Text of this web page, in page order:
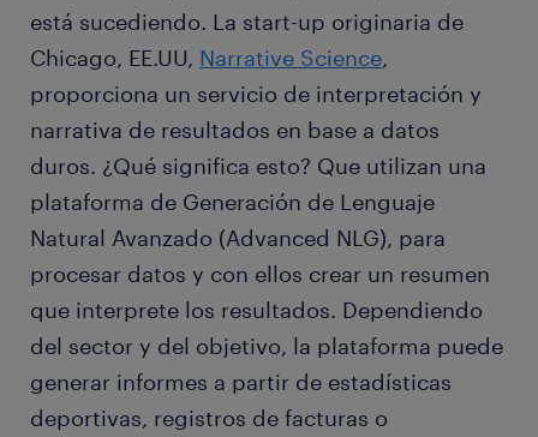
está sucediendo. La start-up originaria de
Chicago, EE.UU, Narrative Science,
proporciona un servicio de interpretación y
narrativa de resultados en base a datos
duros. ¿Qué significa esto? Que utilizan una
plataforma de Generación de Lenguaje
Natural Avanzado (Advanced NLG), para
procesar datos y con ellos crear un resumen
que interprete los resultados. Dependiendo
del sector y del objetivo, la plataforma puede
generar informes a partir de estadísticas
deportivas, registros de facturas o